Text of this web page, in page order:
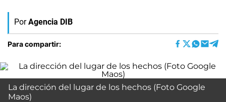
Por Agencia DIB
Para compartir:
La dirección del lugar de los hechos (Foto Google
Maos)